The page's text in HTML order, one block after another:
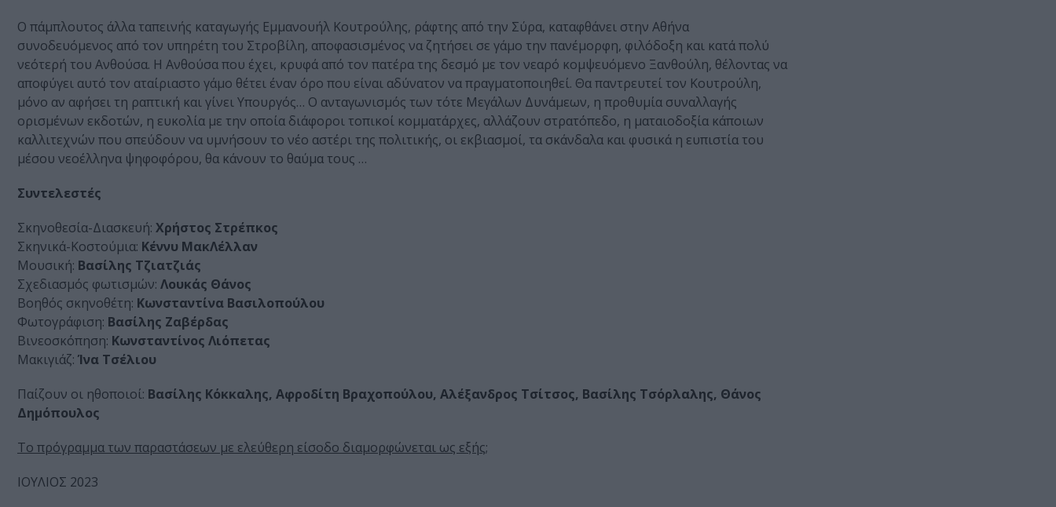
Ο πάμπλουτος άλλα ταπεινής καταγωγής Εμμανουήλ Κουτρούλης, ράφτης από την Σύρα, καταφθάνει στην Αθήνα
συνοδευόμενος από τον υπηρέτη του Στροβίλη, αποφασισμένος να ζητήσει σε γάμο την πανέμορφη, φιλόδοξη και κατά πολύ
νεότερή του Ανθούσα. Η Ανθούσα που έχει, κρυφά από τον πατέρα της δεσμό με τον νεαρό κομψευόμενο Ξανθούλη, θέλοντας να
αποφύγει αυτό τον αταίριαστο γάμο θέτει έναν όρο που είναι αδύνατον να πραγματοποιηθεί. Θα παντρευτεί τον Κουτρούλη,
μόνο αν αφήσει τη ραπτική και γίνει Υπουργός… Ο ανταγωνισμός των τότε Μεγάλων Δυνάμεων, η προθυμία συναλλαγής
ορισμένων εκδοτών, η ευκολία με την οποία διάφοροι τοπικοί κομματάρχες, αλλάζουν στρατόπεδο, η ματαιοδοξία κάποιων
καλλιτεχνών που σπεύδουν να υμνήσουν το νέο αστέρι της πολιτικής, οι εκβιασμοί, τα σκάνδαλα και φυσικά η ευπιστία του
μέσου νεοέλληνα ψηφοφόρου, θα κάνουν το θαύμα τους …
Συντελεστές
Σκηνοθεσία-Διασκευή: Χρήστος Στρέπκος
Σκηνικά-Κοστούμια: Κέννυ ΜακΛέλλαν
Μουσική: Βασίλης Τζιατζιάς
Σχεδιασμός φωτισμών: Λουκάς Θάνος
Βοηθός σκηνοθέτη: Κωνσταντίνα Βασιλοπούλου
Φωτογράφιση: Βασίλης Ζαβέρδας
Βινεοσκόπηση: Κωνσταντίνος Λιόπετας
Μακιγιάζ: Ίνα Τσέλιου
Παίζουν οι ηθοποιοί: Βασίλης Κόκκαλης, Αφροδίτη Βραχοπούλου, Αλέξανδρος Τσίτσος, Βασίλης Τσόρλαλης, Θάνος
Δημόπουλος
Το πρόγραμμα των παραστάσεων με ελεύθερη είσοδο διαμορφώνεται ως εξής;
ΙΟΥΛΙΟΣ 2023